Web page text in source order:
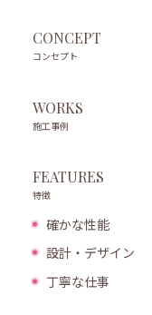
CONCEPT
コンセプト
WORKS
施工事例
FEATURES
特徴
確かな性能
設計・デザイン
丁寧な仕事